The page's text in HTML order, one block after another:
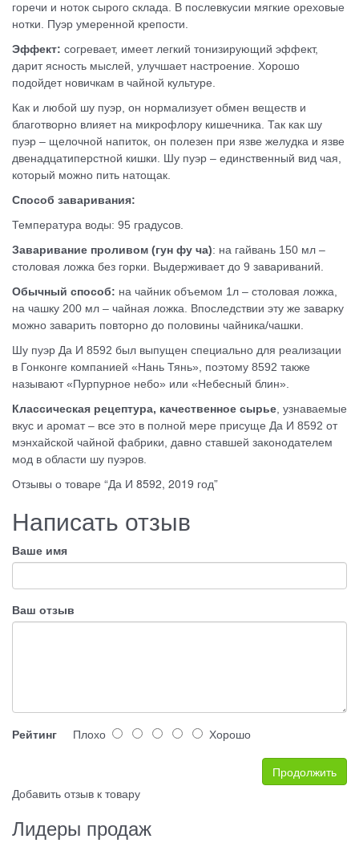
горечи и ноток сырого склада. В послевкусии мягкие ореховые
нотки. Пуэр умеренной крепости.
Эффект: согревает, имеет легкий тонизирующий эффект,
дарит ясность мыслей, улучшает настроение. Хорошо
подойдет новичкам в чайной культуре.
Как и любой шу пуэр, он нормализует обмен веществ и
благотворно влияет на микрофлору кишечника. Так как шу
пуэр – щелочной напиток, он полезен при язве желудка и язве
двенадцатиперстной кишки. Шу пуэр – единственный вид чая,
который можно пить натощак.
Способ заваривания:
Температура воды: 95 градусов.
Заваривание проливом (гун фу ча): на гайвань 150 мл –
столовая ложка без горки. Выдерживает до 9 завариваний.
Обычный способ: на чайник объемом 1л – столовая ложка,
на чашку 200 мл – чайная ложка. Впоследствии эту же заварку
можно заварить повторно до половины чайника/чашки.
Шу пуэр Да И 8592 был выпущен специально для реализации
в Гонконге компанией «Нань Тянь», поэтому 8592 также
называют «Пурпурное небо» или «Небесный блин».
Классическая рецептура, качественное сырье, узнаваемые
вкус и аромат – все это в полной мере присуще Да И 8592 от
мэнхайской чайной фабрики, давно ставшей законодателем
мод в области шу пуэров.
Отзывы о товаре “Да И 8592, 2019 год”
Написать отзыв
Ваше имя
Ваш отзыв
Рейтинг Плохо Хорошо
Продолжить
Добавить отзыв к товару
Лидеры продаж